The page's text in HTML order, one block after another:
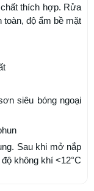
thích hợp. Rửa
toàn, độ ẩm bề mặt
siêu bóng ngoại
Sau khi mở nắp
không khí <12°C